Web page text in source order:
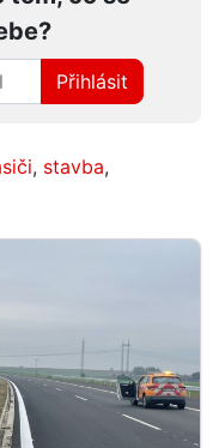
Přihlásit
, stavba,